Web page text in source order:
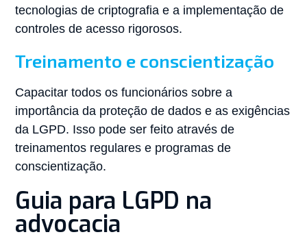
tecnologias de criptografia e a implementação de
controles de acesso rigorosos.
Treinamento e conscientização
Capacitar todos os funcionários sobre a
importância da proteção de dados e as exigências
da LGPD. Isso pode ser feito através de
treinamentos regulares e programas de
conscientização.
Guia para LGPD na
advocacia